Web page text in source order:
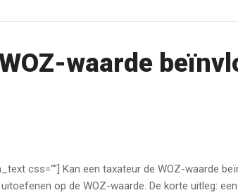
waarde
css=""] Kan een taxateur de WOZ-waarde
op de WOZ-waarde. De korte uitleg: